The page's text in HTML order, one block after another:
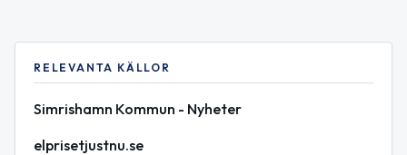
RELEVANTA KÄLLOR
Simrishamn Kommun - Nyheter
elprisetjustnu.se